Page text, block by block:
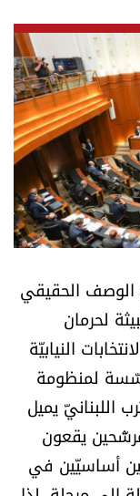
الوصف الحقيقي
لحرمان
النيابيّة
لمنظومة
اللبنانيّ يميل
يقعون
أساسيّين في